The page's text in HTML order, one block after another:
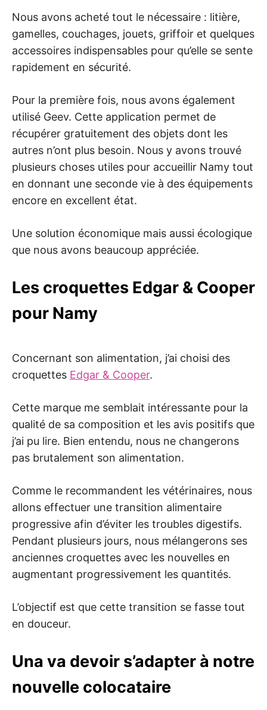
Nous avons acheté tout le nécessaire : litière,
gamelles, couchages, jouets, griffoir et quelques
accessoires indispensables pour qu’elle se sente
rapidement en sécurité.
Pour la première fois, nous avons également
utilisé Geev. Cette application permet de
récupérer gratuitement des objets dont les
autres n’ont plus besoin. Nous y avons trouvé
plusieurs choses utiles pour accueillir Namy tout
en donnant une seconde vie à des équipements
encore en excellent état.
Une solution économique mais aussi écologique
que nous avons beaucoup appréciée.
Les croquettes Edgar & Cooper
pour Namy
Concernant son alimentation, j’ai choisi des
croquettes Edgar & Cooper.
Cette marque me semblait intéressante pour la
qualité de sa composition et les avis positifs que
j’ai pu lire. Bien entendu, nous ne changerons
pas brutalement son alimentation.
Comme le recommandent les vétérinaires, nous
allons effectuer une transition alimentaire
progressive afin d’éviter les troubles digestifs.
Pendant plusieurs jours, nous mélangerons ses
anciennes croquettes avec les nouvelles en
augmentant progressivement les quantités.
L’objectif est que cette transition se fasse tout
en douceur.
Una va devoir s’adapter à notre
nouvelle colocataire